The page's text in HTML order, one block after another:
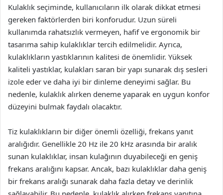
Kulaklık seçiminde, kullanıcıların ilk olarak dikkat etmesi
gereken faktörlerden biri konforudur. Uzun süreli
kullanımda rahatsızlık vermeyen, hafif ve ergonomik bir
tasarıma sahip kulaklıklar tercih edilmelidir. Ayrıca,
kulaklıkların yastıklarının kalitesi de önemlidir. Yüksek
kaliteli yastıklar, kulakları saran bir yapı sunarak dış sesleri
izole eder ve daha iyi bir dinleme deneyimi sağlar. Bu
nedenle, kulaklık alırken deneme yaparak en uygun konfor
düzeyini bulmak faydalı olacaktır.
Tiz kulaklıkların bir diğer önemli özelliği, frekans yanıt
aralığıdır. Genellikle 20 Hz ile 20 kHz arasında bir aralık
sunan kulaklıklar, insan kulağının duyabileceği en geniş
frekans aralığını kapsar. Ancak, bazı kulaklıklar daha geniş
bir frekans aralığı sunarak daha fazla detay ve derinlik